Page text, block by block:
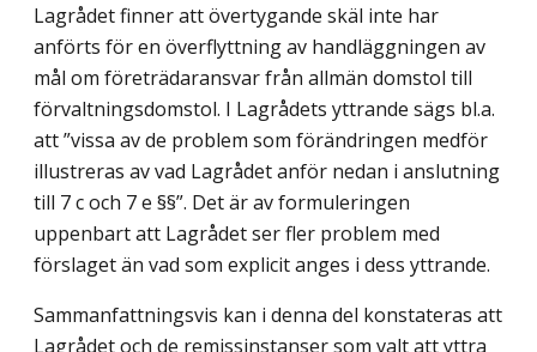
Lagrådet finner att övertygande skäl inte har
anförts för en överflyttning av handläggningen av
mål om företrädaransvar från allmän domstol till
förvaltningsdomstol. I Lagrådets yttrande sägs bl.a.
att ”vissa av de problem som förändringen medför
illustreras av vad Lagrådet anför nedan i anslutning
till 7 c och 7 e §§”. Det är av formuleringen
uppenbart att Lagrådet ser fler problem med
förslaget än vad som explicit anges i dess yttrande.
Sammanfattningsvis kan i denna del konstateras att
Lagrådet och de remissinstanser som valt att yttra